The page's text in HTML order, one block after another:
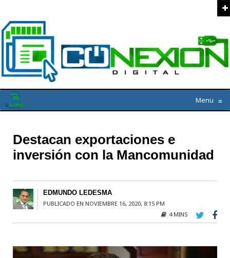
Menu ≡
Destacan exportaciones e
inversión con la Mancomunidad
EDMUNDO LEDESMA
PUBLICADO EN NOVIEMBRE 16, 2020, 8:15 PM
4 MINS